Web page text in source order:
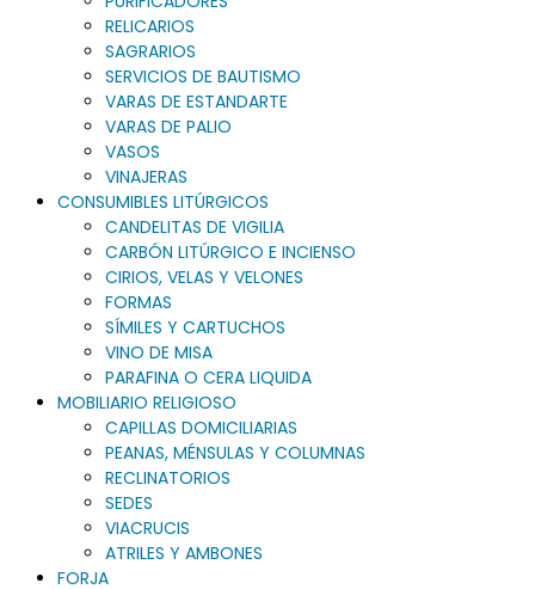
RELICARIOS
SAGRARIOS
SERVICIOS DE BAUTISMO
VARAS DE ESTANDARTE
VARAS DE PALIO
VASOS
VINAJERAS
CONSUMIBLES LITÚRGICOS
CANDELITAS DE VIGILIA
CARBÓN LITÚRGICO E INCIENSO
CIRIOS, VELAS Y VELONES
FORMAS
SÍMILES Y CARTUCHOS
VINO DE MISA
PARAFINA O CERA LIQUIDA
MOBILIARIO RELIGIOSO
CAPILLAS DOMICILIARIAS
PEANAS, MÉNSULAS Y COLUMNAS
RECLINATORIOS
SEDES
VIACRUCIS
ATRILES Y AMBONES
FORJA